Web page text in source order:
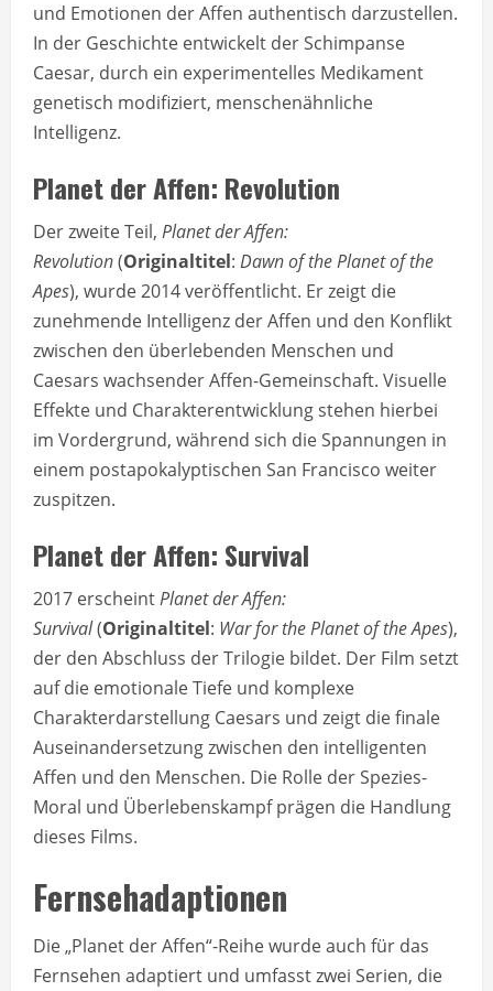
und Emotionen der Affen authentisch darzustellen.
In der Geschichte entwickelt der Schimpanse
Caesar, durch ein experimentelles Medikament
genetisch modifiziert, menschenähnliche
Intelligenz.
Planet der Affen: Revolution
Der zweite Teil, Planet der Affen:
Revolution(Originaltitel: Dawn of the Planet of the
Apes), wurde 2014 veröffentlicht. Er zeigt die
zunehmende Intelligenz der Affen und den Konflikt
zwischen den überlebenden Menschen und
Caesars wachsender Affen-Gemeinschaft. Visuelle
Effekte und Charakterentwicklung stehen hierbei
im Vordergrund, während sich die Spannungen in
einem postapokalyptischen San Francisco weiter
zuspitzen.
Planet der Affen: Survival
2017 erscheintPlanet der Affen:
Survival(Originaltitel: War for the Planet of the Apes),
der den Abschluss der Trilogie bildet. Der Film setzt
auf die emotionale Tiefe und komplexe
Charakterdarstellung Caesars und zeigt die finale
Auseinandersetzung zwischen den intelligenten
Affen und den Menschen. Die Rolle der Spezies-
Moral und Überlebenskampf prägen die Handlung
dieses Films.
Fernsehadaptionen
Die „Planet der Affen“-Reihe wurde auch für das
Fernsehen adaptiert und umfasst zwei Serien, die